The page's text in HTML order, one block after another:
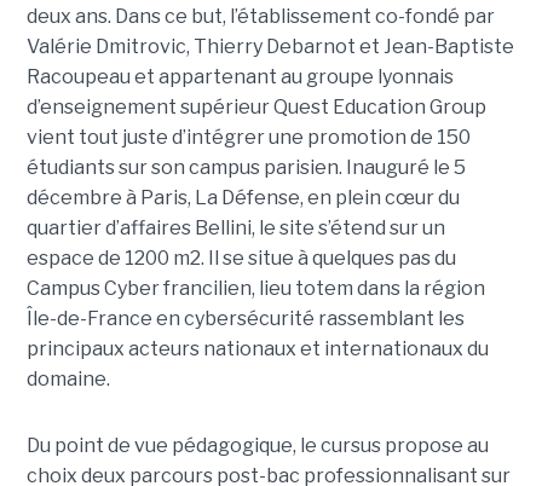
deux ans. Dans ce but, l’établissement co-fondé par
Valérie Dmitrovic, Thierry Debarnot et Jean-Baptiste
Racoupeau et appartenant au groupe lyonnais
d’enseignement supérieur Quest Education Group
vient tout juste d’intégrer une promotion de 150
étudiants sur son campus parisien. Inauguré le 5
décembre à Paris, La Défense, en plein cœur du
quartier d’affaires Bellini, le site s’étend sur un
espace de 1200 m2. Il se situe à quelques pas du
Campus Cyber francilien, lieu totem dans la région
Île-de-France en cybersécurité rassemblant les
principaux acteurs nationaux et internationaux du
domaine.
Du point de vue pédagogique, le cursus propose au
choix deux parcours post-bac professionnalisant sur